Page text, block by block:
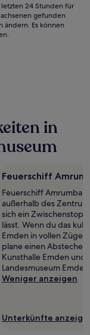
24 Stunden für
gefunden
ändern. Es können
in
Feuerschiff
Feuerschiff
außerhalb des
sich ein
lässt. Wenn du das
Emden in vollen
plane einen Abstecher
Kunsthalle Emden und
Landesmuseum
Weniger anzeigen
Unterkünfte